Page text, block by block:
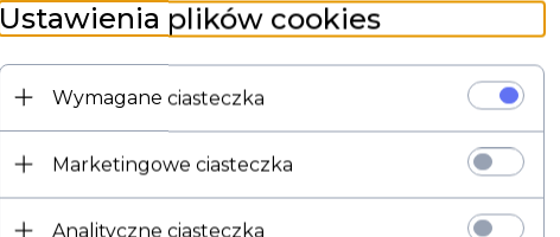
Ustawienia plików cookies
Wymagane ciasteczka
Marketingowe ciasteczka
Analityczne ciasteczka